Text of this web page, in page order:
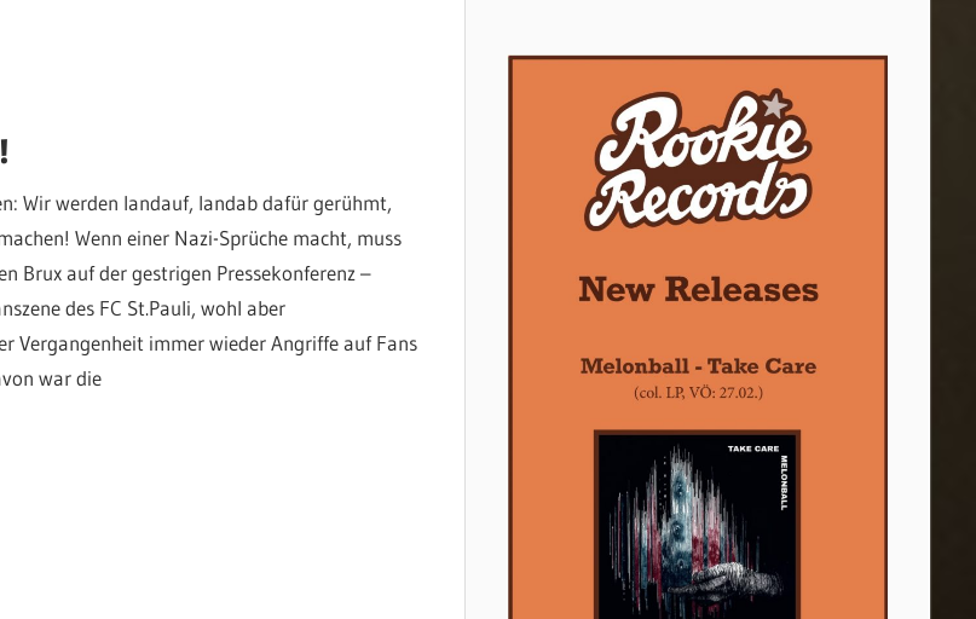
Wir werden landauf, landab dafür gerühmt,
Wenn einer Nazi-Sprüche macht, muss
Brux auf der gestrigen Pressekonferenz –
des FC St.Pauli, wohl aber
Vergangenheit immer wieder Angriffe auf Fans
war die